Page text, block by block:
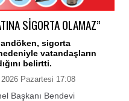
SİGORTA OLAMAZ”
sigorta
vatandaşların
belirtti.
Pazartesi 17:08
Başkanı Bendevi